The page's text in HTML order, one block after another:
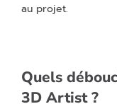
au projet.
Quels
3D Artist ?